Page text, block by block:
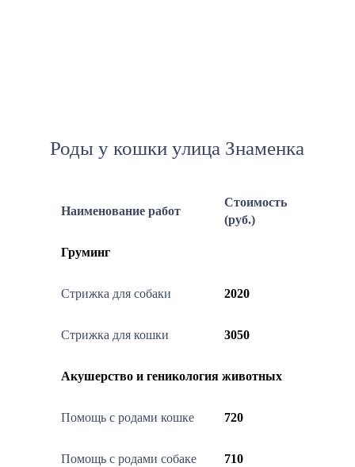
Роды у кошки улица Знаменка
Наименование работ
Стоимость
(руб.)
Груминг
Стрижка для собаки 2020
Стрижка для кошки 3050
Акушерство и геникология животных
Помощь с родами кошке 720
Помощь с родами собаке 710